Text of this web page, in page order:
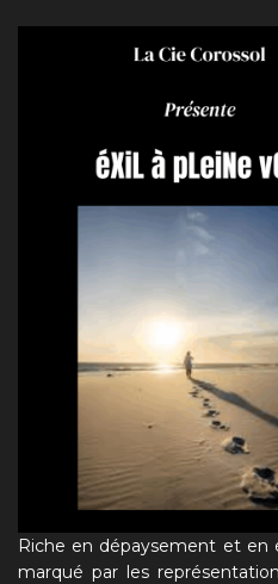
Riche en dépaysement et en
marqué par les